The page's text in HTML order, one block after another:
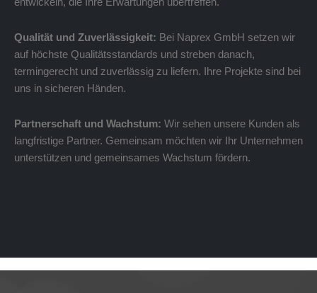
Qualität und Zuverlässigkeit: Bei Naprex GmbH setzen wir
auf höchste Qualitätsstandards und streben danach,
termingerecht und zuverlässig zu liefern. Ihre Projekte sind bei
uns in sicheren Händen.
Partnerschaft und Wachstum: Wir sehen unsere Kunden als
langfristige Partner. Gemeinsam möchten wir Ihr Unternehmen
unterstützen und gemeinsames Wachstum fördern.